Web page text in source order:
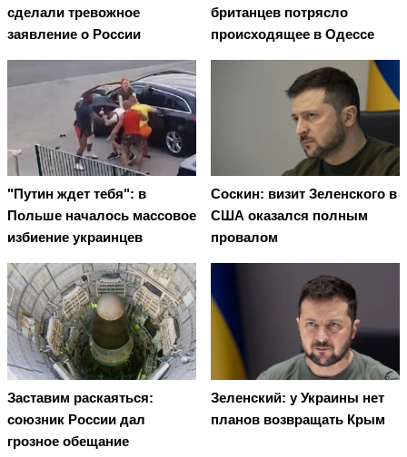
сделали тревожное
заявление о России
британцев потрясло
происходящее в Одессе
"Путин ждет тебя": в
Польше началось массовое
избиение украинцев
Соскин: визит Зеленского в
США оказался полным
провалом
Заставим раскаяться:
союзник России дал
грозное обещание
Зеленский: у Украины нет
планов возвращать Крым